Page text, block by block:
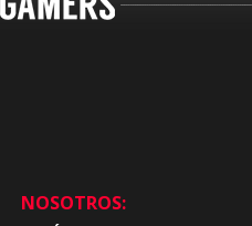
NOSOTROS: